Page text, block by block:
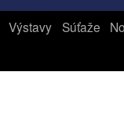
Výstavy Súťaže